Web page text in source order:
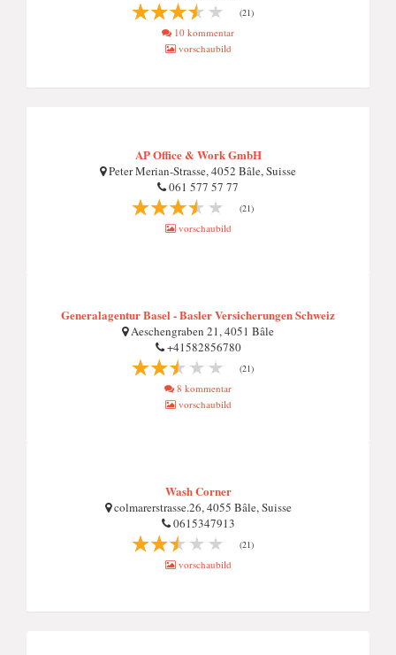
(21)
10 kommentar
vorschaubild
AP Office & Work GmbH
Peter Merian-Strasse, 4052 Bâle, Suisse
061 577 57 77
(21)
vorschaubild
Generalagentur Basel - Basler Versicherungen Schweiz
Aeschengraben 21, 4051 Bâle
+41582856780
(21)
8 kommentar
vorschaubild
Wash Corner
colmarerstrasse.26, 4055 Bâle, Suisse
0615347913
(21)
vorschaubild